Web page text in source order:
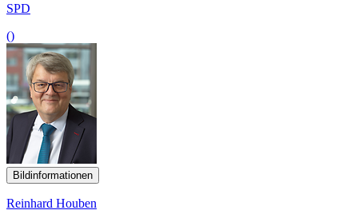
SPD
()
Bildinformationen
Reinhard Houben